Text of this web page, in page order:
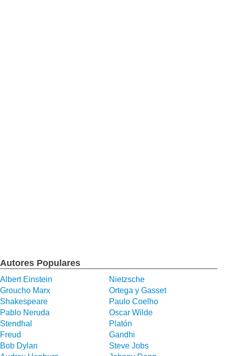
Autores Populares
Albert Einstein
Nietzsche
Groucho Marx
Ortega y Gasset
Shakespeare
Paulo Coelho
Pablo Neruda
Oscar Wilde
Stendhal
Platón
Freud
Gandhi
Bob Dylan
Steve Jobs